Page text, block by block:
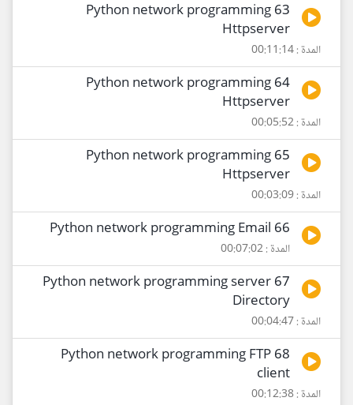
63 Python network programming
Httpserver
المدة : 00:11:14
64 Python network programming
Httpserver
المدة : 00:05:52
65 Python network programming
Httpserver
المدة : 00:03:09
66 Python network programming Email
المدة : 00:07:02
67 Python network programming server
Directory
المدة : 00:04:47
68 Python network programming FTP
client
المدة : 00:12:38